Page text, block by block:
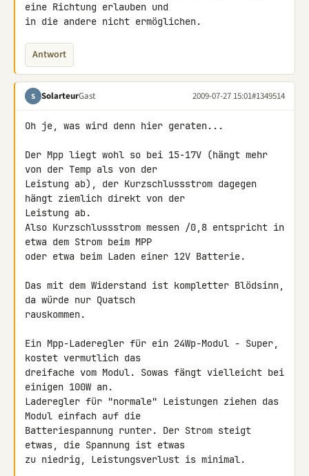
eine Richtung erlauben und
in die andere nicht ermöglichen.
Antwort
S SolarteurGast 2009-07-27 15:01#1349514
Oh je, was wird denn hier geraten...
Der Mpp liegt wohl so bei 15-17V (hängt mehr
von der Temp als von der
Leistung ab), der Kurzschlussstrom dagegen
hängt ziemlich direkt von der
Leistung ab.
Also Kurzschlussstrom messen /0,8 entspricht in
etwa dem Strom beim MPP
oder etwa beim Laden einer 12V Batterie.
Das mit dem Widerstand ist kompletter Blödsinn,
da würde nur Quatsch
rauskommen.
Ein Mpp-Laderegler für ein 24Wp-Modul - Super,
kostet vermutlich das
dreifache vom Modul. Sowas fängt vielleicht bei
einigen 100W an.
Laderegler für "normale" Leistungen ziehen das
Modul einfach auf die
Batteriespannung runter. Der Strom steigt
etwas, die Spannung ist etwas
zu niedrig, Leistungsverlust is minimal.